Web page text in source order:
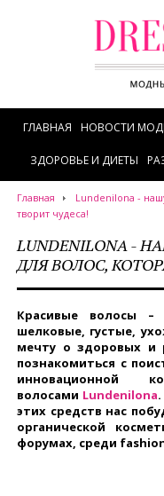
ГЛАВНАЯ НОВОСТИ
ЗДОРОВЬЕ И ДИЕТЫ
Главная
Lundenilona -
творит чудеса!
LUNDENILONA -
ДЛЯ ВОЛОС,
Красивые волосы –
шелковые, густые,
мечту о здоровых и
познакомиться с
инновационной
волосами Lundenilona
этих средств нас
органической
форумах, среди